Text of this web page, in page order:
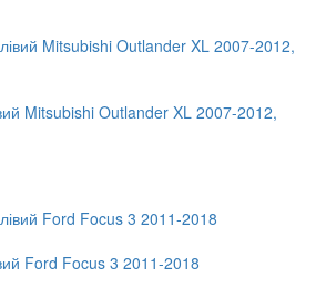
Mitsubishi Outlander XL 2007-2012,
Ford Focus 3 2011-2018